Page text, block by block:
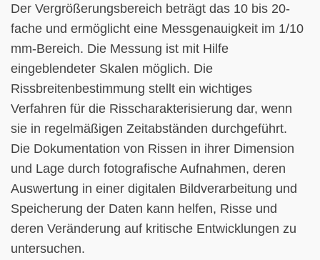
Der Vergrößerungsbereich beträgt das 10 bis 20-
fache und ermöglicht eine Messgenauigkeit im 1/10
mm-Bereich. Die Messung ist mit Hilfe
eingeblendeter Skalen möglich. Die
Rissbreitenbestimmung stellt ein wichtiges
Verfahren für die Risscharakterisierung dar, wenn
sie in regelmäßigen Zeitabständen durchgeführt.
Die Dokumentation von Rissen in ihrer Dimension
und Lage durch fotografische Aufnahmen, deren
Auswertung in einer digitalen Bildverarbeitung und
Speicherung der Daten kann helfen, Risse und
deren Veränderung auf kritische Entwicklungen zu
untersuchen.